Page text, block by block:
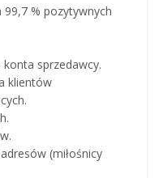
99,7 % pozytywnych
sprzedawcy.
klientów
(miłośnicy